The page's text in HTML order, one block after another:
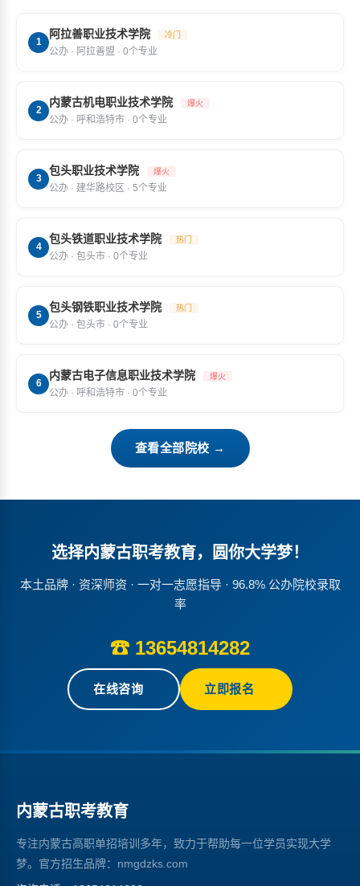
1
阿拉善职业技术学院 冷门
公办 · 阿拉善盟 · 0个专业
2
内蒙古机电职业技术学院 爆火
公办 · 呼和浩特市 · 0个专业
3
包头职业技术学院 爆火
公办 · 建华路校区 · 5个专业
4
包头铁道职业技术学院 热门
公办 · 包头市 · 0个专业
5
包头钢铁职业技术学院 热门
公办 · 包头市 · 0个专业
6
内蒙古电子信息职业技术学院 爆火
公办 · 呼和浩特市 · 0个专业
查看全部院校 →
选择内蒙古职考教育，圆你大学梦！
本土品牌 · 资深师资 · 一对一志愿指导 · 96.8% 公办院校录取
率
☎ 13654814282
在线咨询 立即报名
内蒙古职考教育
专注内蒙古高职单招培训多年，致力于帮助每一位学员实现大学
梦。官方招生品牌：nmgdzks.com